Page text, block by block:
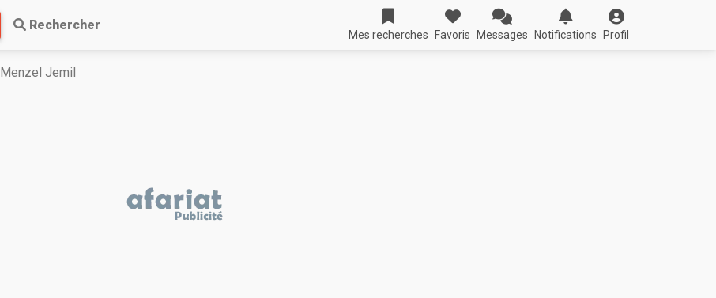
Rechercher
Mes recherches Favoris Messages Notifications Profil
Menzel Jemil